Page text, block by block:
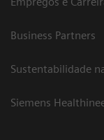
Business Partners
Sustentabilidade
Siemens